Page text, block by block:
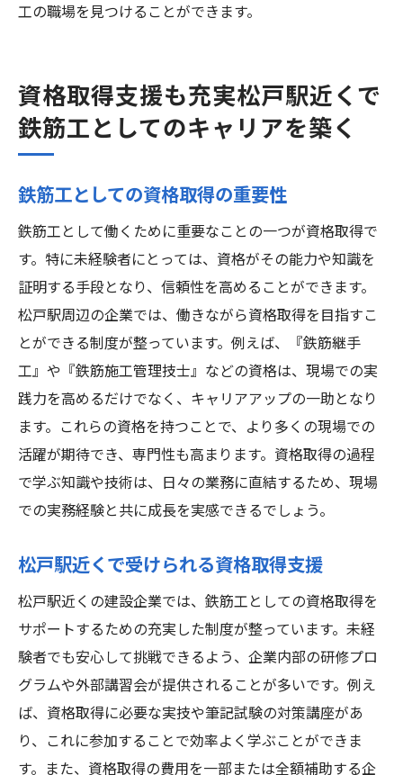
工の職場を見つけることができます。
資格取得支援も充実松戸駅近くで
鉄筋工としてのキャリアを築く
鉄筋工としての資格取得の重要性
鉄筋工として働くために重要なことの一つが資格取得で
す。特に未経験者にとっては、資格がその能力や知識を
証明する手段となり、信頼性を高めることができます。
松戸駅周辺の企業では、働きながら資格取得を目指すこ
とができる制度が整っています。例えば、『鉄筋継手
工』や『鉄筋施工管理技士』などの資格は、現場での実
践力を高めるだけでなく、キャリアアップの一助となり
ます。これらの資格を持つことで、より多くの現場での
活躍が期待でき、専門性も高まります。資格取得の過程
で学ぶ知識や技術は、日々の業務に直結するため、現場
での実務経験と共に成長を実感できるでしょう。
松戸駅近くで受けられる資格取得支援
松戸駅近くの建設企業では、鉄筋工としての資格取得を
サポートするための充実した制度が整っています。未経
験者でも安心して挑戦できるよう、企業内部の研修プロ
グラムや外部講習会が提供されることが多いです。例え
ば、資格取得に必要な実技や筆記試験の対策講座があ
り、これに参加することで効率よく学ぶことができま
す。また、資格取得の費用を一部または全額補助する企